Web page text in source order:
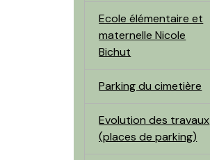
Ecole élémentaire et
maternelle Nicole
Bichut
Parking du cimetière
Evolution des travaux
(places de parking)